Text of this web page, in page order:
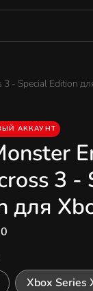
- Special Edition
АККАУНТ
3 -
для
Xbox Series